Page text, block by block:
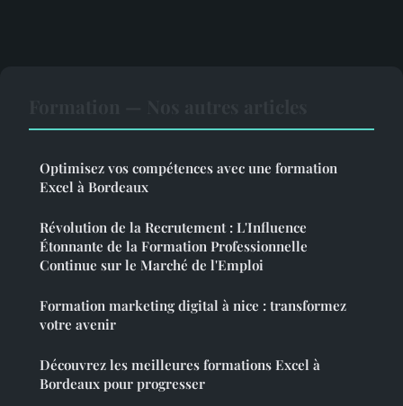
Optimisez vos compétences avec une formation
Excel à Bordeaux
Révolution de la Recrutement : L'Influence
Étonnante de la Formation Professionnelle
Continue sur le Marché de l'Emploi
Formation marketing digital à nice : transformez
votre avenir
Découvrez les meilleures formations Excel à
Bordeaux pour progresser